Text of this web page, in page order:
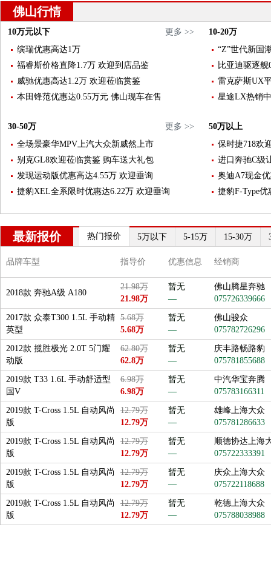
佛山行情
10万元以下
更多 >>
缤瑞优惠高达1万
福睿斯价格直降1.7万 欢迎到店品鉴
威驰优惠高达1.2万 欢迎莅临赏鉴
本田锋范优惠达0.55万元 佛山现车在售
30-50万
更多 >>
全场景豪华MPV上汽大众新威然上市
别克GL8欢迎莅临赏鉴 购车送大礼包
发现运动版优惠高达4.55万 欢迎垂询
捷豹XEL全系限时优惠达6.22万 欢迎垂询
10-20万
“Z”世代新国
比亚迪驱逐舰
雷克萨斯UX
星途LX热销
50万以上
保时捷718欢
进口奔驰C级
奥迪A7现金
捷豹F-Type
最新报价 热门报价 5万以下 5-15万 15-30万
品牌车型 指导价 优惠信息 经销商
2018款 奔驰A级 A180
21.98万
21.98万
暂无
—
佛山腾星奔驰
075726339666
2017款 众泰T300 1.5L 手动精
英型
5.68万
5.68万
暂无
—
佛山骏众
075782726296
2012款 揽胜极光 2.0T 5门耀
动版
62.80万
62.8万
暂无
—
庆丰路畅路豹
075781855688
2019款 T33 1.6L 手动舒适型
国V
6.98万
6.98万
暂无
—
中汽华宝奔腾
075783166311
2019款 T-Cross 1.5L 自动风尚
版
12.79万
12.79万
暂无
—
雄峰上海大众
075781286633
2019款 T-Cross 1.5L 自动风尚
版
12.79万
12.79万
暂无
—
顺德协达上海
075722333391
2019款 T-Cross 1.5L 自动风尚
版
12.79万
12.79万
暂无
—
庆众上海大众
075722118688
2019款 T-Cross 1.5L 自动风尚
版
12.79万
12.79万
暂无
—
乾德上海大众
075788038988